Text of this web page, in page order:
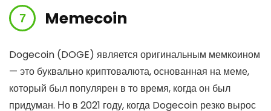
Memecoin
Dogecoin (DOGE) является оригинальным мемкоином
— это буквально криптовалюта, основанная на меме,
который был популярен в то время, когда он был
придуман. Но в 2021 году, когда Dogecoin резко вырос